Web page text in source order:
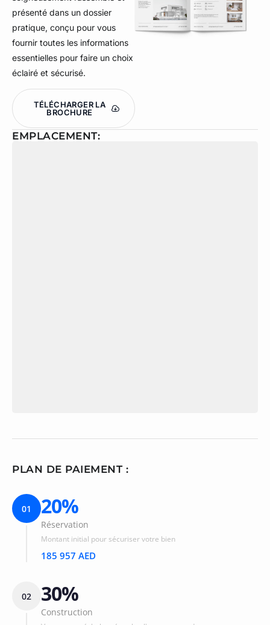
présenté dans un dossier
pratique, conçu pour vous
fournir toutes les informations
essentielles pour faire un choix
éclairé et sécurisé.
TÉLÉCHARGER LA
BROCHURE
EMPLACEMENT:
PLAN DE PAIEMENT :
01 20%
Réservation
Montant initial pour sécuriser votre bien
185 957 AED
02 30%
Construction